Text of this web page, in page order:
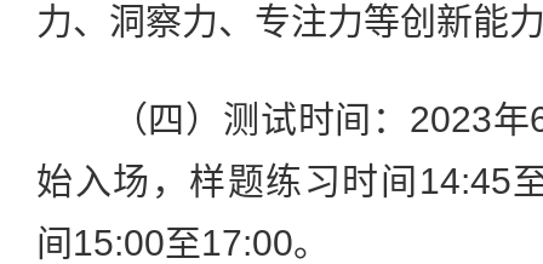
力、洞察力、专注力等创新能
（四）测试时间：2023年
始入场，样题练习时间14:45
间15:00至17:00。